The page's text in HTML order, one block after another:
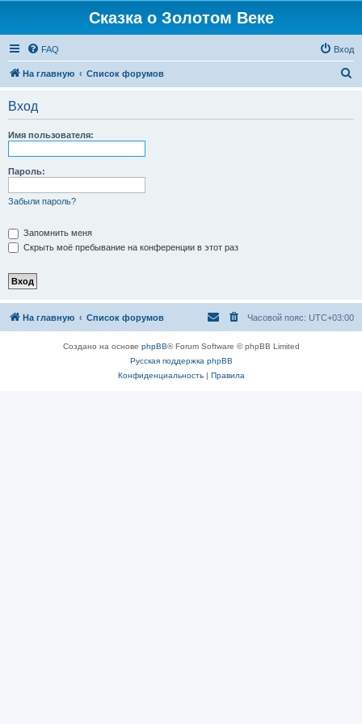
Сказка о Золотом Веке
FAQ Вход
На главную Список форумов
Вход
Имя пользователя:
Пароль:
Забыли пароль?
Запомнить меня
Скрыть моё пребывание на конференции в этот раз
На главную Список форумов Часовой пояс: UTC+03:00
Создано на основе phpBB® Forum Software © phpBB Limited
Русская поддержка phpBB
Конфиденциальность| Правила